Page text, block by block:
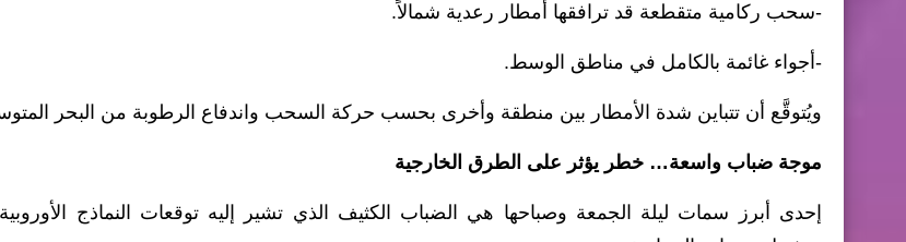
-سحب ركامية متقطعة قد ترافقها أمطار رعدية شمالاً.
-أجواء غائمة بالكامل في مناطق الوسط.
ويُتوقَّع أن تتباين شدة الأمطار بين منطقة وأخرى بحسب حركة السحب واندفاع الرطوبة من البحر
موجة ضباب واسعة… خطر يؤثر على الطرق الخارجية
إحدى أبرز سمات ليلة الجمعة وصباحها هي الضباب الكثيف الذي تشير إليه توقعات النماذج الأوروبية